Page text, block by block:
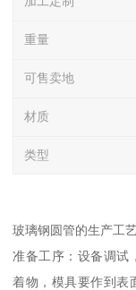
重量
可售卖地
材质
类型
玻璃钢圆管的生产工
准备工序：设备调试
着物，模具要作到表